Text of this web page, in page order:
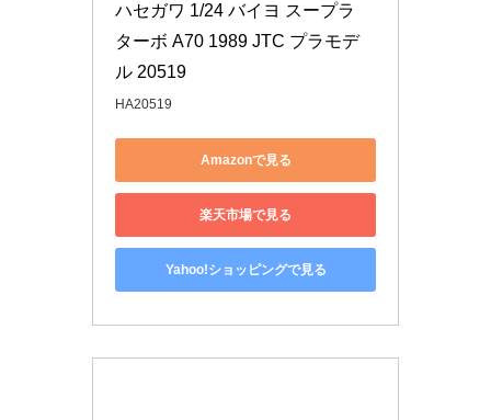
ハセガワ 1/24 バイヨ スープラ
ターボ A70 1989 JTC プラモデ
ル 20519
HA20519
Amazonで見る
楽天市場で見る
Yahoo!ショッピングで見る